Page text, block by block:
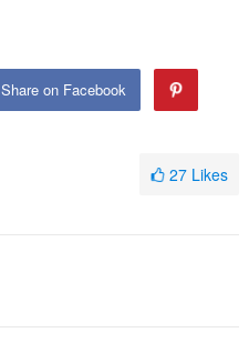
Share on Facebook
27 Likes